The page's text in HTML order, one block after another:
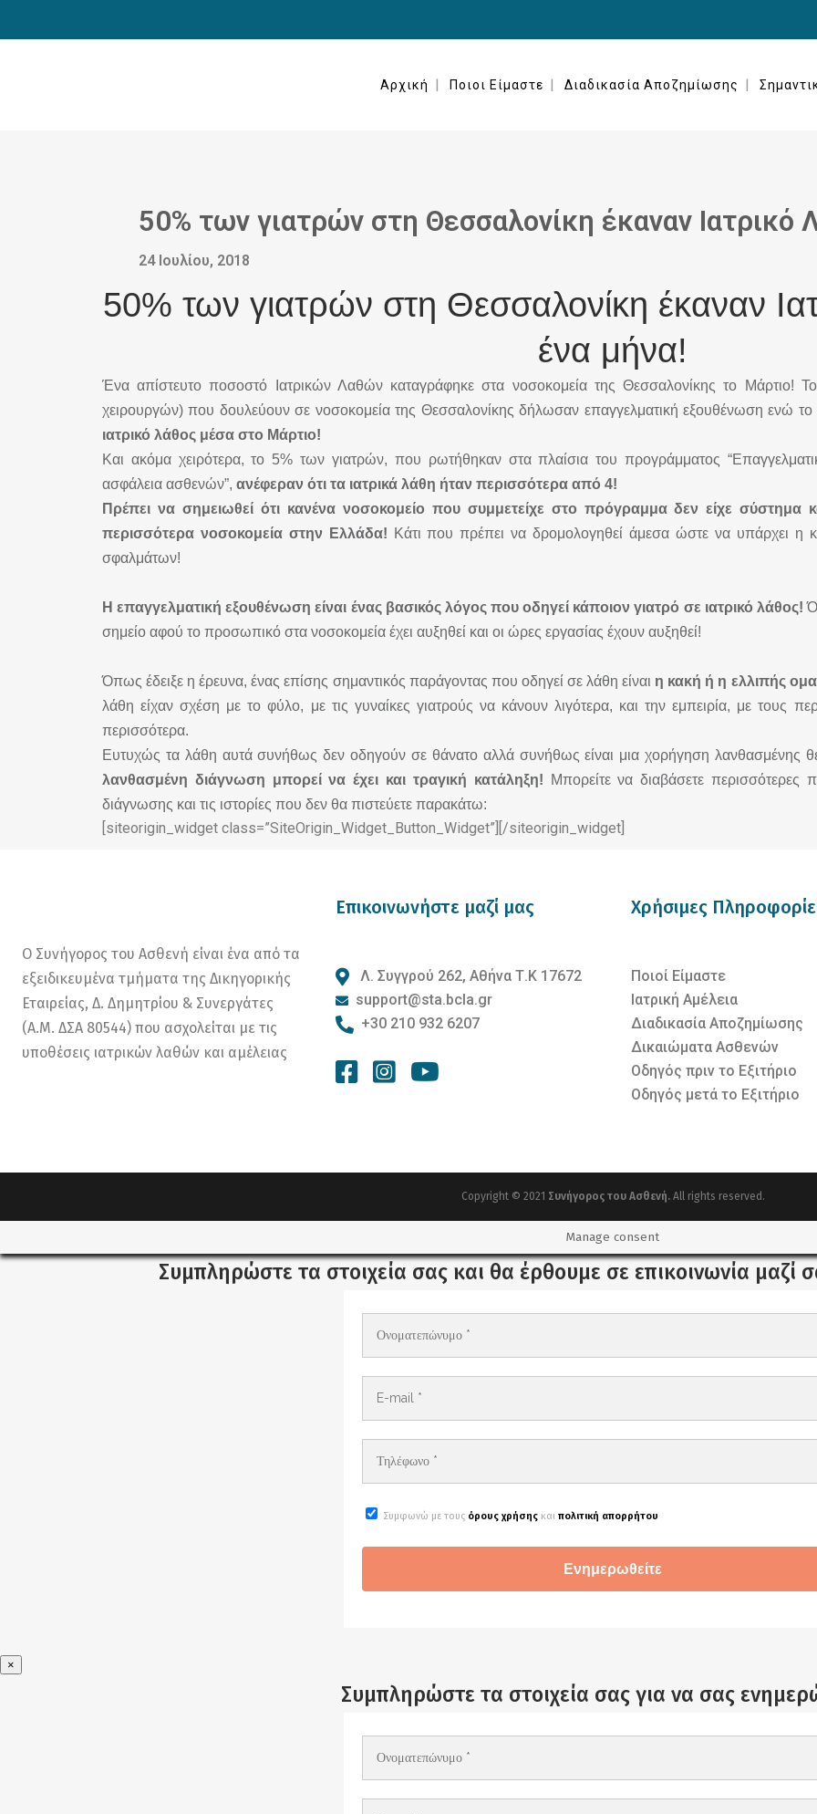
Αρχική Ποιοι Είμαστε Διαδικασία Αποζημίωσης
50% των γιατρών στη Θεσσαλονίκη έκαναν Ιατρικό
24 Ιουλίου, 2018
50% των γιατρών στη Θεσσαλονίκη έκαναν
ένα μήνα!
Ένα απίστευτο ποσοστό Ιατρικών Λαθών καταγράφηκε στα νοσοκομεία της Θεσσαλονίκης το Μάρτιο!
χειρουργών) που δουλεύουν σε νοσοκομεία της Θεσσαλονίκης δήλωσαν επαγγελματική εξουθένωση ενώ το
ιατρικό λάθος μέσα στο Μάρτιο!
Και ακόμα χειρότερα, το 5% των γιατρών, που ρωτήθηκαν στα πλαίσια του προγράμματος
ασφάλεια ασθενών”, ανέφεραν ότι τα ιατρικά λάθη ήταν περισσότερα από 4!
Πρέπει να σημειωθεί ότι κανένα νοσοκομείο που συμμετείχε στο πρόγραμμα δεν είχε
περισσότερα νοσοκομεία στην Ελλάδα! Κάτι που πρέπει να δρομολογηθεί άμεσα ώστε να υπάρχει η
σφαλμάτων!
Η επαγγελματική εξουθένωση είναι ένας βασικός λόγος που οδηγεί κάποιον γιατρό σε ιατρικό λάθος!
σημείο αφού το προσωπικό στα νοσοκομεία έχει αυξηθεί και οι ώρες εργασίας έχουν αυξηθεί!
Όπως έδειξε η έρευνα, ένας επίσης σημαντικός παράγοντας που οδηγεί σε λάθη είναι η κακή ή η ελλιπής
λάθη είχαν σχέση με το φύλο, με τις γυναίκες γιατρούς να κάνουν λιγότερα, και την εμπειρία, με τους
περισσότερα.
Ευτυχώς τα λάθη αυτά συνήθως δεν οδηγούν σε θάνατο αλλά συνήθως είναι μια χορήγηση λανθασμένης
λανθασμένη διάγνωση μπορεί να έχει και τραγική κατάληξη! Μπορείτε να διαβάσετε περισσότερες
διάγνωσης και τις ιστορίες που δεν θα πιστεύετε παρακάτω:
[siteorigin_widget class=”SiteOrigin_Widget_Button_Widget”] [/siteorigin_widget]
Ο Συνήγορος του Ασθενή είναι ένα από τα
εξειδικευμένα τμήματα της Δικηγορικής
Εταιρείας, Δ. Δημητρίου & Συνεργάτες
(Α.Μ. ΔΣΑ 80544) που ασχολείται με τις
υποθέσεις ιατρικών λαθών και αμέλειας
Επικοινωνήστε μαζί μας
Λ. Συγγρού 262, Αθήνα Τ.Κ 17672
support@sta.bcla.gr
+30 210 932 6207
Χρήσιμες
Ποιοί Είμαστε
Ιατρική Αμέλεια
Διαδικασία Αποζημίωσης
Δικαιώματα Ασθενών
Οδηγός πριν το Εξιτήριο
Οδηγός μετά το Εξιτήριο
Copyright © 2021 Συνήγορος του Ασθενή. All rights reserved.
Manage consent
Συμπληρώστε τα στοιχεία σας και θα έρθουμε σε επικοινωνία μαζί
Συμφωνώ με τους όρους χρήσης και πολιτική απορρήτου
×
Συμπληρώστε τα στοιχεία σας για να σας